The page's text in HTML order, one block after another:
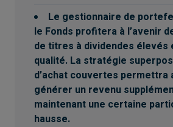
Le gestionnaire de
le Fonds profitera à l’avenir
de titres à dividendes élevés
qualité. La stratégie
d’achat couvertes permettra
générer un revenu
maintenant une certaine
hausse.